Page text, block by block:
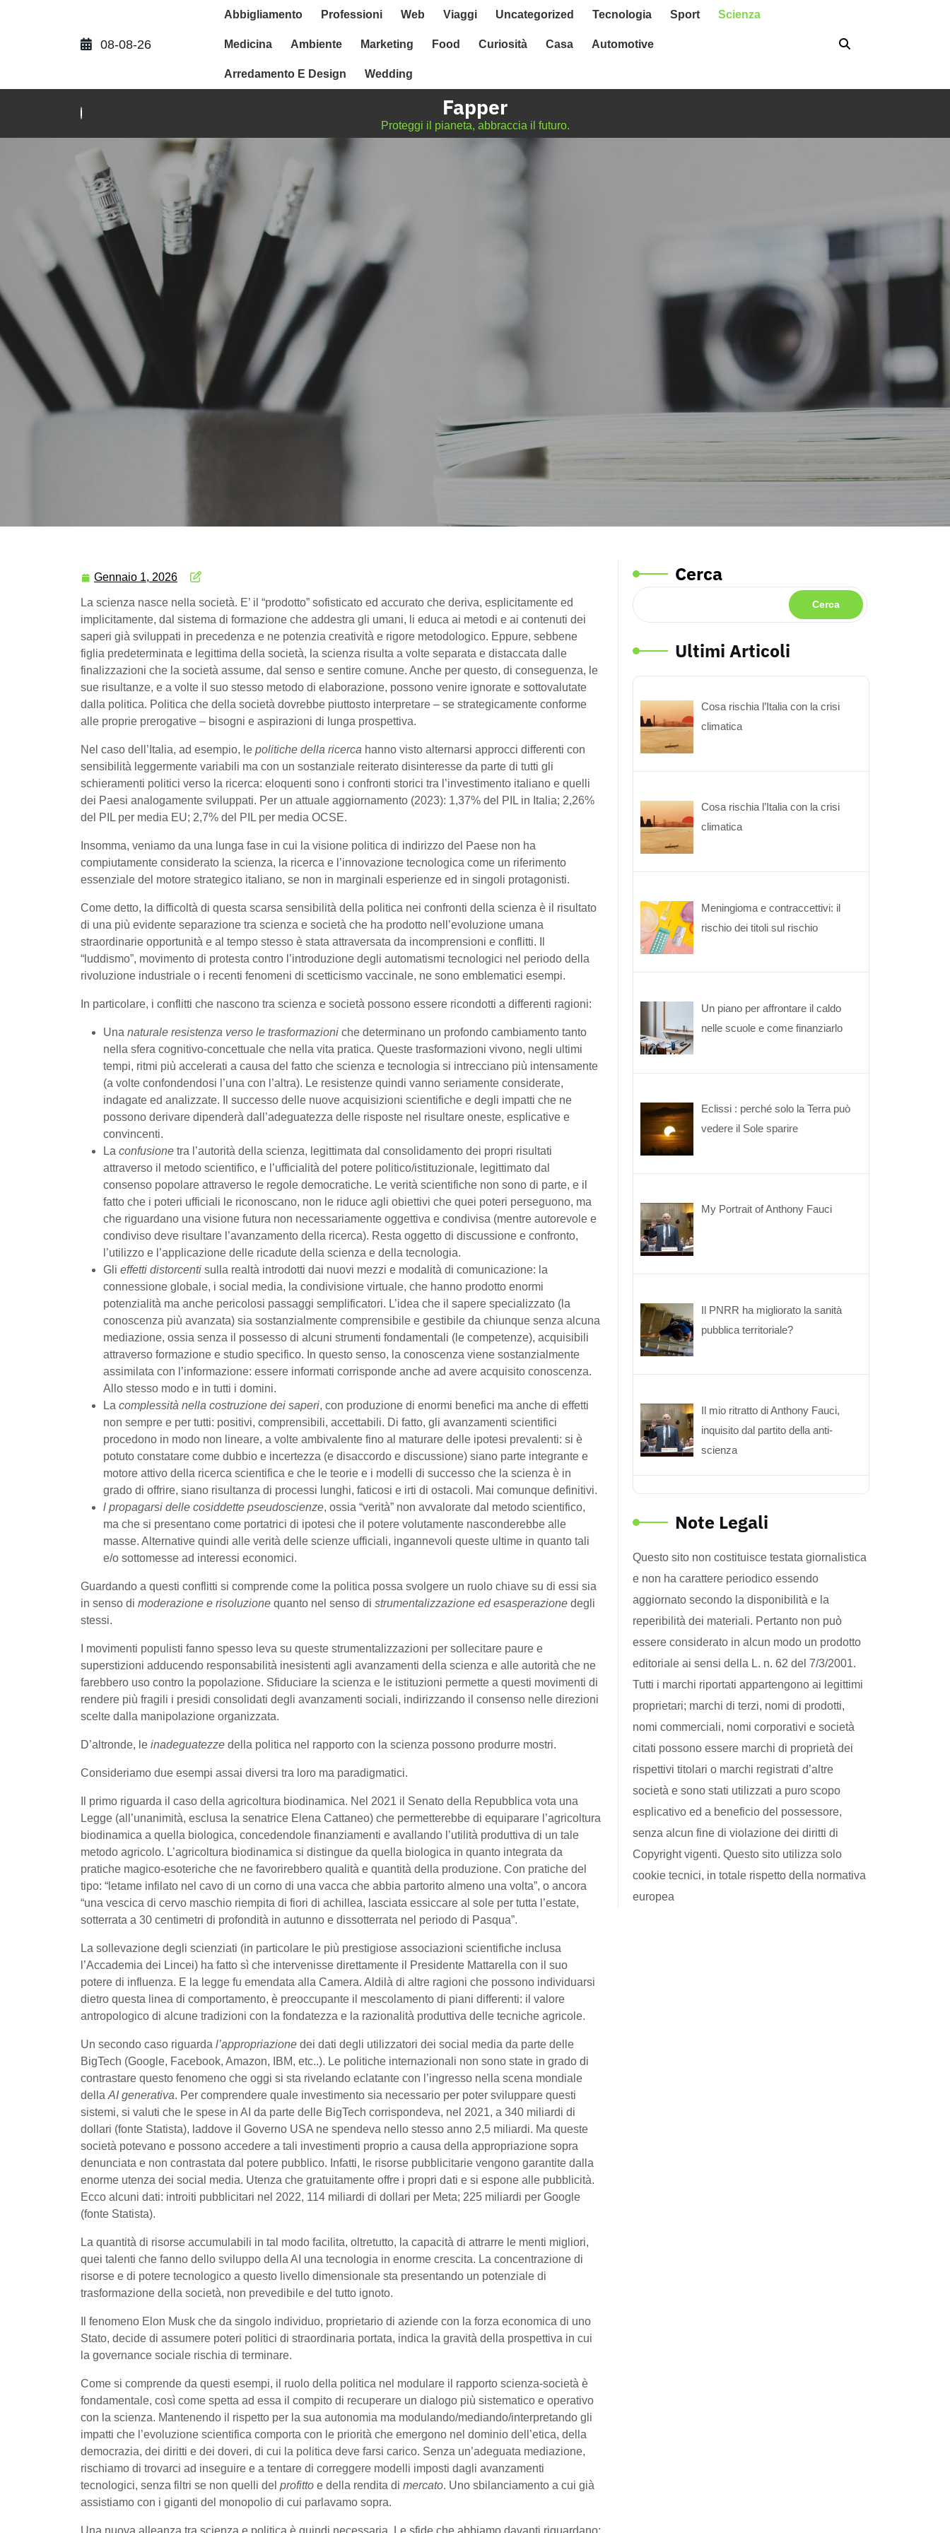
08-08-26
Abbigliamento Professioni Web Viaggi Uncategorized Tecnologia Sport Scienza
Medicina Ambiente Marketing Food Curiosità Casa Automotive
Arredamento E Design Wedding
Fapper
Proteggi il pianeta, abbraccia il futuro.
Gennaio 1, 2026
La scienza nasce nella società. E’ il “prodotto” sofisticato ed accurato che deriva, esplicitamente ed
implicitamente, dal sistema di formazione che addestra gli umani, li educa ai metodi e ai contenuti dei
saperi già sviluppati in precedenza e ne potenzia creatività e rigore metodologico. Eppure, sebbene
figlia predeterminata e legittima della società, la scienza risulta a volte separata e distaccata dalle
finalizzazioni che la società assume, dal senso e sentire comune. Anche per questo, di conseguenza, le
sue risultanze, e a volte il suo stesso metodo di elaborazione, possono venire ignorate e sottovalutate
dalla politica. Politica che della società dovrebbe piuttosto interpretare – se strategicamente conforme
alle proprie prerogative – bisogni e aspirazioni di lunga prospettiva.
Nel caso dell’Italia, ad esempio, le politiche della ricerca hanno visto alternarsi approcci differenti con
sensibilità leggermente variabili ma con un sostanziale reiterato disinteresse da parte di tutti gli
schieramenti politici verso la ricerca: eloquenti sono i confronti storici tra l’investimento italiano e quelli
dei Paesi analogamente sviluppati. Per un attuale aggiornamento (2023): 1,37% del PIL in Italia; 2,26%
del PIL per media EU; 2,7% del PIL per media OCSE.
Insomma, veniamo da una lunga fase in cui la visione politica di indirizzo del Paese non ha
compiutamente considerato la scienza, la ricerca e l’innovazione tecnologica come un riferimento
essenziale del motore strategico italiano, se non in marginali esperienze ed in singoli protagonisti.
Come detto, la difficoltà di questa scarsa sensibilità della politica nei confronti della scienza è il risultato
di una più evidente separazione tra scienza e società che ha prodotto nell’evoluzione umana
straordinarie opportunità e al tempo stesso è stata attraversata da incomprensioni e conflitti. Il
“luddismo”, movimento di protesta contro l’introduzione degli automatismi tecnologici nel periodo della
rivoluzione industriale o i recenti fenomeni di scetticismo vaccinale, ne sono emblematici esempi.
In particolare, i conflitti che nascono tra scienza e società possono essere ricondotti a differenti ragioni:
Una naturale resistenza verso le trasformazioni che determinano un profondo cambiamento tanto
nella sfera cognitivo-concettuale che nella vita pratica. Queste trasformazioni vivono, negli ultimi
tempi, ritmi più accelerati a causa del fatto che scienza e tecnologia si intrecciano più intensamente
(a volte confondendosi l’una con l’altra). Le resistenze quindi vanno seriamente considerate,
indagate ed analizzate. Il successo delle nuove acquisizioni scientifiche e degli impatti che ne
possono derivare dipenderà dall’adeguatezza delle risposte nel risultare oneste, esplicative e
convincenti.
La confusione tra l’autorità della scienza, legittimata dal consolidamento dei propri risultati
attraverso il metodo scientifico, e l’ufficialità del potere politico/istituzionale, legittimato dal
consenso popolare attraverso le regole democratiche. Le verità scientifiche non sono di parte, e il
fatto che i poteri ufficiali le riconoscano, non le riduce agli obiettivi che quei poteri perseguono, ma
che riguardano una visione futura non necessariamente oggettiva e condivisa (mentre autorevole e
condiviso deve risultare l’avanzamento della ricerca). Resta oggetto di discussione e confronto,
l’utilizzo e l’applicazione delle ricadute della scienza e della tecnologia.
Gli effetti distorcenti sulla realtà introdotti dai nuovi mezzi e modalità di comunicazione: la
connessione globale, i social media, la condivisione virtuale, che hanno prodotto enormi
potenzialità ma anche pericolosi passaggi semplificatori. L’idea che il sapere specializzato (la
conoscenza più avanzata) sia sostanzialmente comprensibile e gestibile da chiunque senza alcuna
mediazione, ossia senza il possesso di alcuni strumenti fondamentali (le competenze), acquisibili
attraverso formazione e studio specifico. In questo senso, la conoscenza viene sostanzialmente
assimilata con l’informazione: essere informati corrisponde anche ad avere acquisito conoscenza.
Allo stesso modo e in tutti i domini.
La complessità nella costruzione dei saperi, con produzione di enormi benefici ma anche di effetti
non sempre e per tutti: positivi, comprensibili, accettabili. Di fatto, gli avanzamenti scientifici
procedono in modo non lineare, a volte ambivalente fino al maturare delle ipotesi prevalenti: si è
potuto constatare come dubbio e incertezza (e disaccordo e discussione) siano parte integrante e
motore attivo della ricerca scientifica e che le teorie e i modelli di successo che la scienza è in
grado di offrire, siano risultanza di processi lunghi, faticosi e irti di ostacoli. Mai comunque definitivi.
l propagarsi delle cosiddette pseudoscienze, ossia “verità” non avvalorate dal metodo scientifico,
ma che si presentano come portatrici di ipotesi che il potere volutamente nasconderebbe alle
masse. Alternative quindi alle verità delle scienze ufficiali, ingannevoli queste ultime in quanto tali
e/o sottomesse ad interessi economici.
Guardando a questi conflitti si comprende come la politica possa svolgere un ruolo chiave su di essi sia
in senso di moderazione e risoluzione quanto nel senso di strumentalizzazione ed esasperazione degli
stessi.
I movimenti populisti fanno spesso leva su queste strumentalizzazioni per sollecitare paure e
superstizioni adducendo responsabilità inesistenti agli avanzamenti della scienza e alle autorità che ne
farebbero uso contro la popolazione. Sfiduciare la scienza e le istituzioni permette a questi movimenti di
rendere più fragili i presidi consolidati degli avanzamenti sociali, indirizzando il consenso nelle direzioni
scelte dalla manipolazione organizzata.
D’altronde, le inadeguatezze della politica nel rapporto con la scienza possono produrre mostri.
Consideriamo due esempi assai diversi tra loro ma paradigmatici.
Il primo riguarda il caso della agricoltura biodinamica. Nel 2021 il Senato della Repubblica vota una
Legge (all’unanimità, esclusa la senatrice Elena Cattaneo) che permetterebbe di equiparare l’agricoltura
biodinamica a quella biologica, concedendole finanziamenti e avallando l’utilità produttiva di un tale
metodo agricolo. L’agricoltura biodinamica si distingue da quella biologica in quanto integrata da
pratiche magico-esoteriche che ne favorirebbero qualità e quantità della produzione. Con pratiche del
tipo: “letame infilato nel cavo di un corno di una vacca che abbia partorito almeno una volta”, o ancora
“una vescica di cervo maschio riempita di fiori di achillea, lasciata essiccare al sole per tutta l’estate,
sotterrata a 30 centimetri di profondità in autunno e dissotterrata nel periodo di Pasqua”.
La sollevazione degli scienziati (in particolare le più prestigiose associazioni scientifiche inclusa
l’Accademia dei Lincei) ha fatto sì che intervenisse direttamente il Presidente Mattarella con il suo
potere di influenza. E la legge fu emendata alla Camera. Aldilà di altre ragioni che possono individuarsi
dietro questa linea di comportamento, è preoccupante il mescolamento di piani differenti: il valore
antropologico di alcune tradizioni con la fondatezza e la razionalità produttiva delle tecniche agricole.
Un secondo caso riguarda l’appropriazione dei dati degli utilizzatori dei social media da parte delle
BigTech (Google, Facebook, Amazon, IBM, etc..). Le politiche internazionali non sono state in grado di
contrastare questo fenomeno che oggi si sta rivelando eclatante con l’ingresso nella scena mondiale
della AI generativa. Per comprendere quale investimento sia necessario per poter sviluppare questi
sistemi, si valuti che le spese in AI da parte delle BigTech corrispondeva, nel 2021, a 340 miliardi di
dollari (fonte Statista), laddove il Governo USA ne spendeva nello stesso anno 2,5 miliardi. Ma queste
società potevano e possono accedere a tali investimenti proprio a causa della appropriazione sopra
denunciata e non contrastata dal potere pubblico. Infatti, le risorse pubblicitarie vengono garantite dalla
enorme utenza dei social media. Utenza che gratuitamente offre i propri dati e si espone alle pubblicità.
Ecco alcuni dati: introiti pubblicitari nel 2022, 114 miliardi di dollari per Meta; 225 miliardi per Google
(fonte Statista).
La quantità di risorse accumulabili in tal modo facilita, oltretutto, la capacità di attrarre le menti migliori,
quei talenti che fanno dello sviluppo della AI una tecnologia in enorme crescita. La concentrazione di
risorse e di potere tecnologico a questo livello dimensionale sta presentando un potenziale di
trasformazione della società, non prevedibile e del tutto ignoto.
Il fenomeno Elon Musk che da singolo individuo, proprietario di aziende con la forza economica di uno
Stato, decide di assumere poteri politici di straordinaria portata, indica la gravità della prospettiva in cui
la governance sociale rischia di terminare.
Come si comprende da questi esempi, il ruolo della politica nel modulare il rapporto scienza-società è
fondamentale, così come spetta ad essa il compito di recuperare un dialogo più sistematico e operativo
con la scienza. Mantenendo il rispetto per la sua autonomia ma modulando/mediando/interpretando gli
impatti che l’evoluzione scientifica comporta con le priorità che emergono nel dominio dell’etica, della
democrazia, dei diritti e dei doveri, di cui la politica deve farsi carico. Senza un’adeguata mediazione,
rischiamo di trovarci ad inseguire e a tentare di correggere modelli imposti dagli avanzamenti
tecnologici, senza filtri se non quelli del profitto e della rendita di mercato. Uno sbilanciamento a cui già
assistiamo con i giganti del monopolio di cui parlavamo sopra.
Una nuova alleanza tra scienza e politica è quindi necessaria. Le sfide che abbiamo davanti riguardano:
Cerca
Cerca
Ultimi Articoli
Cosa rischia l’Italia con la crisi
climatica
Cosa rischia l’Italia con la crisi
climatica
Meningioma e contraccettivi: il
rischio dei titoli sul rischio
Un piano per affrontare il caldo
nelle scuole e come finanziarlo
Eclissi : perché solo la Terra può
vedere il Sole sparire
My Portrait of Anthony Fauci
Il PNRR ha migliorato la sanità
pubblica territoriale?
Il mio ritratto di Anthony Fauci,
inquisito dal partito della anti-
scienza
Note Legali
Questo sito non costituisce testata giornalistica
e non ha carattere periodico essendo
aggiornato secondo la disponibilità e la
reperibilità dei materiali. Pertanto non può
essere considerato in alcun modo un prodotto
editoriale ai sensi della L. n. 62 del 7/3/2001.
Tutti i marchi riportati appartengono ai legittimi
proprietari; marchi di terzi, nomi di prodotti,
nomi commerciali, nomi corporativi e società
citati possono essere marchi di proprietà dei
rispettivi titolari o marchi registrati d’altre
società e sono stati utilizzati a puro scopo
esplicativo ed a beneficio del possessore,
senza alcun fine di violazione dei diritti di
Copyright vigenti. Questo sito utilizza solo
cookie tecnici, in totale rispetto della normativa
europea